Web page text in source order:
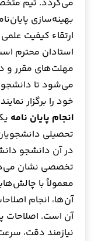
می‌گردد. تیم
بهینه‌سازی
ارتقاء کیفیت
استادان محترم
مهلت‌های مقرر و
می‌شود تا
خود را برگزار
انجام پایان نامه
تحصیلی
در آن دانشجو
تخصصی نشان
معمولاً با
آن‌ها، انجام
آن است. اصلاحات
نیازمند دقت،